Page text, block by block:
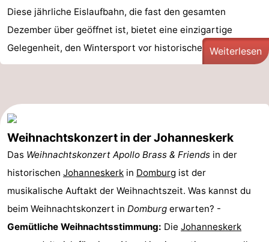
Diese jährliche Eislaufbahn, die fast den gesamten
Dezember über geöffnet ist, bietet eine einzigartige
Gelegenheit, den Wintersport vor historischer ...Weiterlesen
Weihnachtskonzert in der Johanneskerk
Das Weihnachtskonzert Apollo Brass & Friends in der
historischen Johanneskerk in Domburg ist der
musikalische Auftakt der Weihnachtszeit. Was kannst du
beim Weihnachtskonzert in Domburg erwarten? -
Gemütliche Weihnachtsstimmung: Die Johanneskerk